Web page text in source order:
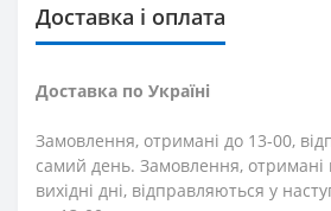
Доставка і оплата
Доставка по Україні
Замовлення, отримані до 13-00,
самий день. Замовлення, отримані
вихідні дні, відправляються у